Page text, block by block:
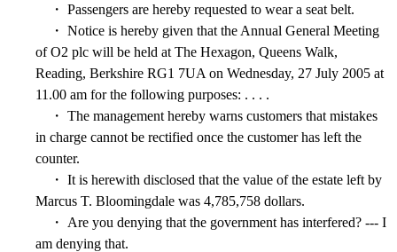
・ Passengers are hereby requested to wear a seat belt.
・ Notice is hereby given that the Annual General Meeting
of O2 plc will be held at The Hexagon, Queens Walk,
Reading, Berkshire RG1 7UA on Wednesday, 27 July 2005 at
11.00 am for the following purposes: . . . .
・ The management hereby warns customers that mistakes
in charge cannot be rectified once the customer has left the
counter.
・ It is herewith disclosed that the value of the estate left by
Marcus T. Bloomingdale was 4,785,758 dollars.
・ Are you denying that the government has interfered? --- I
am denying that.